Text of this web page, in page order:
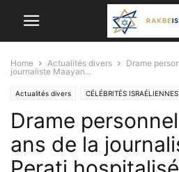
Home Actualités divers
Drame
journaliste Maayan...
Actualités divers CÉLÉBRITÉS ISRAÉLIENNES
VIE EN ISRAËL
Drame
ans de la